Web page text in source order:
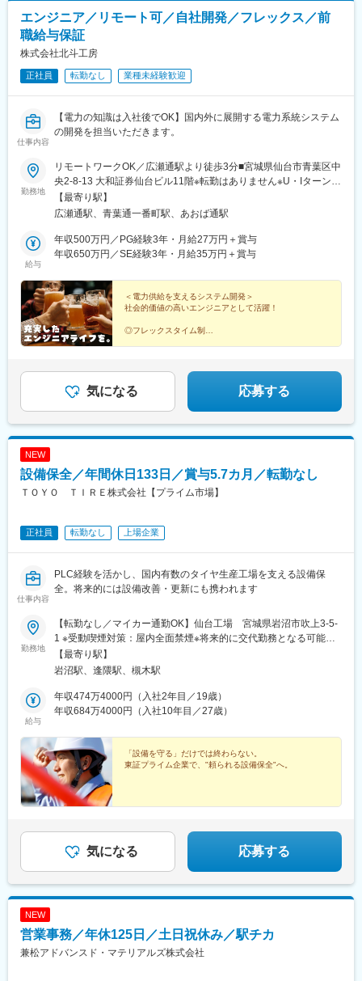
エンジニア／リモート可／自社開発／フレックス／前
職給与保証
株式会社北斗工房
正社員 転勤なし 業種未経験歓迎
仕事内容
【電力の知識は入社後でOK】国内外に展開する電力系統システム
の開発を担当いただきます。
勤務地
リモートワークOK／広瀬通駅より徒歩3分■宮城県仙台市青葉区中
央2-8-13 大和証券仙台ビル11階※転勤はありません※U・Iターン歓
迎※受動喫煙防止対策あり（社内禁煙）【アクセス】南北線「広瀬
通駅」より徒歩3分常磐線「仙台駅」より徒歩9分☆ご家庭の事情
ワーク制度を活用し、裁量を持って業務に取り組んでいただけま
す。朝型の社員は7時に業務をスタートして15時半には退社する
アの電力会社とのお付き合いがあり、現地での動作確認のため、
年に数回、1週間程度の出張が発生します（内容に応じてリモート
で対応）。
【最寄り駅】
広瀬通駅、青葉通一番町駅、あおば通駅
給与
年収500万円／PG経験3年・月給27万円＋賞与
年収650万円／SE経験3年・月給35万円＋賞与
＜電力供給を支えるシステム開発＞
社会的価値の高いエンジニアとして活躍！
◎フレックスタイム制
◎年間休日132日
◎完全週休2日制・土日祝休み
◎入社後即日15日付与・半日取得ありの有給休暇
気になる 応募する
NEW
設備保全／年間休日133日／賞与5.7カ月／転勤なし
ＴＯＹＯ ＴＩＲＥ株式会社【プライム市場】
正社員 転勤なし 上場企業
仕事内容
PLC経験を活かし、国内有数のタイヤ生産工場を支える設備保
全。将来的には設備改善・更新にも携われます
勤務地
【転勤なし／マイカー通勤OK】仙台工場 宮城県岩沼市吹上3-5-
1 ※受動喫煙対策：屋内全面禁煙※将来的に交代勤務となる可能性
あり
【最寄り駅】
岩沼駅、逢隈駅、槻木駅
給与
年収474万4000円（入社2年目／19歳）
年収684万4000円（入社10年目／27歳）
「設備を守る」だけでは終わらない。
東証プライム企業で、"頼られる設備保全"へ。
気になる 応募する
NEW
営業事務／年休125日／土日祝休み／駅チカ
兼松アドバンスド・マテリアルズ株式会社